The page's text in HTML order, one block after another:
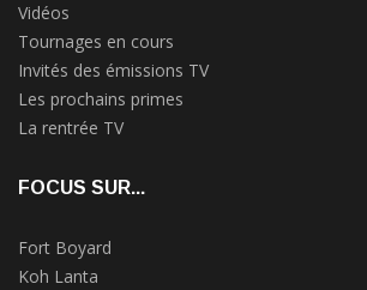
Vidéos
Tournages en cours
Invités des émissions TV
Les prochains primes
La rentrée TV
FOCUS SUR...
Fort Boyard
Koh Lanta